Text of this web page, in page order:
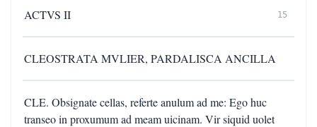
ACTVS II 15
CLEOSTRATA MVLIER, PARDALISCA ANCILLA
CLE. Obsignate cellas, referte anulum ad me: Ego huc
transeo in proxumum ad meam uicinam. Vir siquid uolet